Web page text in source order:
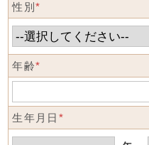
性別*
年齢*
生年月日 *